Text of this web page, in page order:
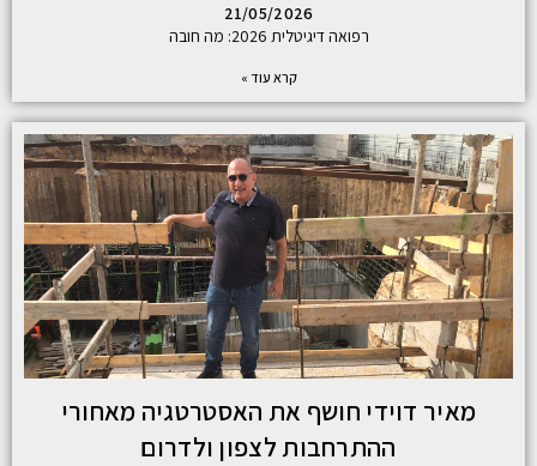
21/05/2026
רפואה דיגיטלית 2026: מה חובה
קרא עוד »
מאיר דוידי חושף את האסטרטגיה מאחורי
ההתרחבות לצפון ולדרום